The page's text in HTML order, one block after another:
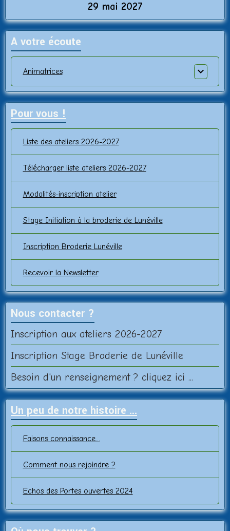
29 mai 2027
A votre écoute
Animatrices
Pour vous !
Liste des ateliers 2026-2027
Télécharger liste ateliers 2026-2027
Modalités-inscription atelier
Stage Initiation à la broderie de Lunéville
Inscription Broderie Lunéville
Recevoir la Newsletter
Nous contacter ?
Inscription aux ateliers 2026-2027
Inscription Stage Broderie de Lunéville
Besoin d'un renseignement ? cliquez ici ...
Un peu de notre histoire ...
Faisons connaissance...
Comment nous rejoindre ?
Echos des Portes ouvertes 2024